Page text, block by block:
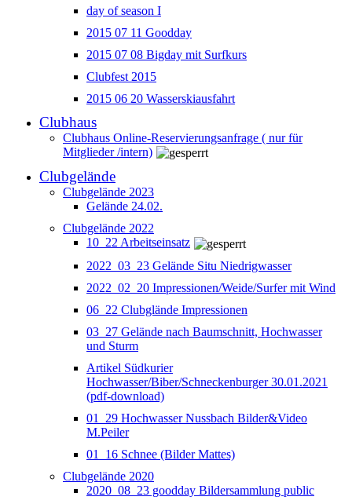
day of season I
2015 07 11 Goodday
2015 07 08 Bigday mit Surfkurs
Clubfest 2015
2015 06 20 Wasserskiausfahrt
Clubhaus
Clubhaus Online-Reservierungsanfrage ( nur für
Mitglieder /intern)
Clubgelände
Clubgelände 2023
Gelände 24.02.
Clubgelände 2022
10_22 Arbeitseinsatz
2022_03_23 Gelände Situ Niedrigwasser
2022_02_20 Impressionen/Weide/Surfer mit Wind
06_22 Clubglände Impressionen
03_27 Gelände nach Baumschnitt, Hochwasser
und Sturm
Artikel Südkurier
Hochwasser/Biber/Schneckenburger 30.01.2021
(pdf-download)
01_29 Hochwasser Nussbach Bilder&Video
M.Peiler
01_16 Schnee (Bilder Mattes)
Clubgelände 2020
2020_08_23 goodday Bildersammlung public